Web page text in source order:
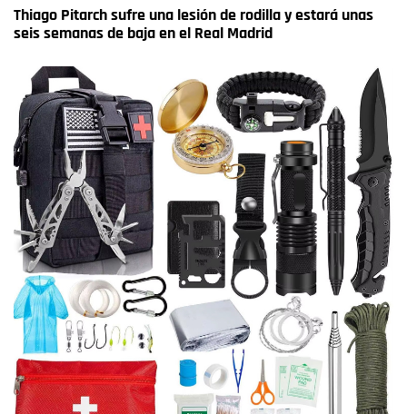
Thiago Pitarch sufre una lesión de rodilla y estará unas
seis semanas de baja en el Real Madrid